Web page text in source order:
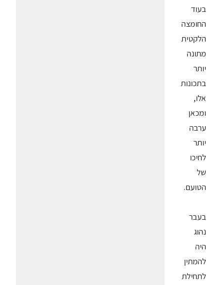
בעוד
החומצה
הלקטית
מתונה
יותר
בתכונות
אלו,
ומכאן
ערבה
יותר
לחיכו
של
הטועם.
בעבר
נהוג
היה
להמתין
לתחילת